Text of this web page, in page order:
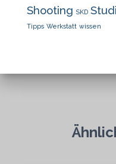
Shooting SKD
Tipps Werkstatt wissen